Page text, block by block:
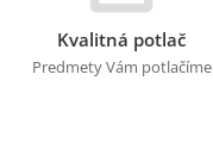
Kvalitná potlač
Predmety Vám potlačíme